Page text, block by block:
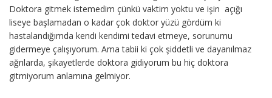
Doktora gitmek istemedim çünkü vaktim yoktu ve işin açığı
liseye başlamadan o kadar çok doktor yüzü gördüm ki
hastalandığımda kendi kendimi tedavi etmeye, sorunumu
gidermeye çalışıyorum. Ama tabii ki çok şiddetli ve dayanılmaz
ağrılarda, şikayetlerde doktora gidiyorum bu hiç doktora
gitmiyorum anlamına gelmiyor.